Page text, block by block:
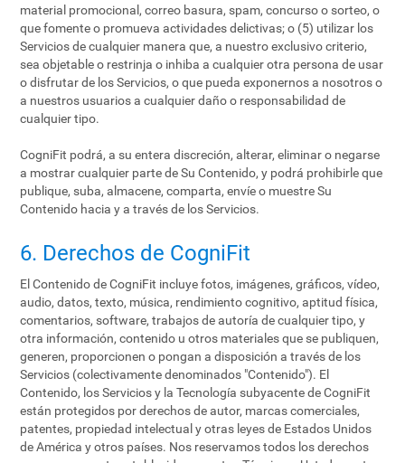
material promocional, correo basura, spam, concurso o sorteo, o
que fomente o promueva actividades delictivas; o (5) utilizar los
Servicios de cualquier manera que, a nuestro exclusivo criterio,
sea objetable o restrinja o inhiba a cualquier otra persona de usar
o disfrutar de los Servicios, o que pueda exponernos a nosotros o
a nuestros usuarios a cualquier daño o responsabilidad de
cualquier tipo.
CogniFit podrá, a su entera discreción, alterar, eliminar o negarse
a mostrar cualquier parte de Su Contenido, y podrá prohibirle que
publique, suba, almacene, comparta, envíe o muestre Su
Contenido hacia y a través de los Servicios.
6. Derechos de CogniFit
El Contenido de CogniFit incluye fotos, imágenes, gráficos, vídeo,
audio, datos, texto, música, rendimiento cognitivo, aptitud física,
comentarios, software, trabajos de autoría de cualquier tipo, y
otra información, contenido u otros materiales que se publiquen,
generen, proporcionen o pongan a disposición a través de los
Servicios (colectivamente denominados "Contenido"). El
Contenido, los Servicios y la Tecnología subyacente de CogniFit
están protegidos por derechos de autor, marcas comerciales,
patentes, propiedad intelectual y otras leyes de Estados Unidos
de América y otros países. Nos reservamos todos los derechos